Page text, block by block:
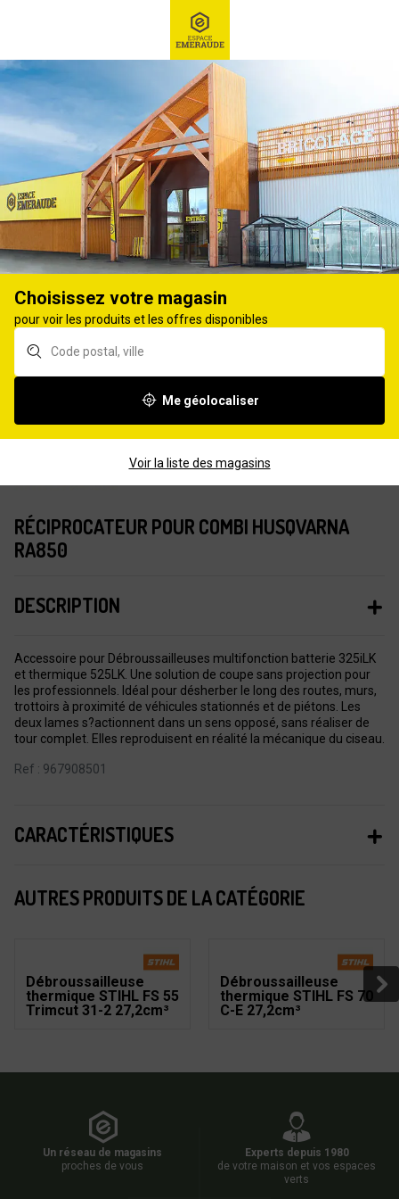
Ex : Robot tondeuse, ...
Débroussailleuse
RÉCIPROCATEUR POUR COMBI HUSQVARNA
RA850
DESCRIPTION
Accessoire pour Débroussailleuses multifonction batterie 325iLK
et thermique 525LK. Une solution de coupe sans projection pour
les professionnels. Idéal pour désherber le long des routes, murs,
trottoirs à proximité de véhicules stationnés et de piétons. Les
deux lames s?actionnent dans un sens opposé, sans réaliser de
tour complet. Elles reproduisent en réalité la mécanique du ciseau.
Ref : 967908501
CARACTÉRISTIQUES
AUTRES PRODUITS DE LA CATÉGORIE
Débroussailleuse
thermique STIHL FS 55
Trimcut 31-2 27,2cm³
Débroussailleuse
thermique STIHL FS 70
C-E 27,2cm³
Un réseau de magasins
proches de vous
Experts depuis 1980
de votre maison et vos espaces
verts
Choisissez votre magasin
pour voir les produits et les offres disponibles
Me géolocaliser
Voir la liste des magasins